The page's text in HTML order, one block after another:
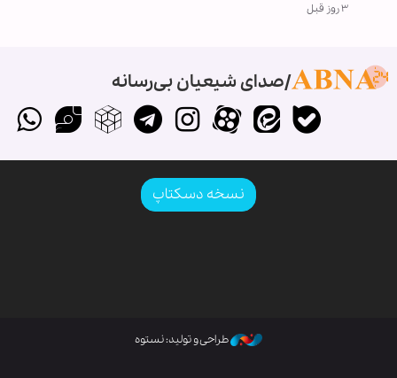
۳ روز قبل
صدای شیعیان بی‌رسانه
نسخه دسکتاپ
طراحی و تولید: نستوه